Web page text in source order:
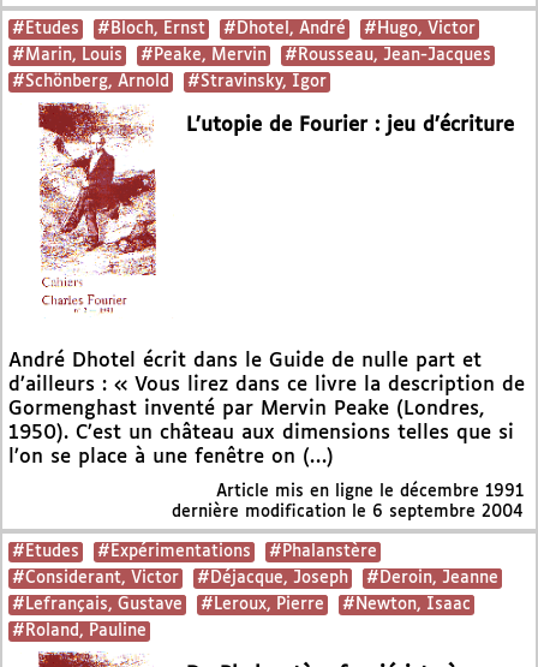
#Etudes #Bloch, Ernst #Dhotel, André
#Hugo, Victor
#Marin, Louis
#Peake, Mervin
#Rousseau, Jean-Jacques
#Schönberg, Arnold
#Stravinsky, Igor
L’utopie de Fourier : jeu d’écriture
André Dhotel écrit dans le Guide de nulle part et
d’ailleurs : « Vous lirez dans ce livre la description de
Gormenghast inventé par Mervin Peake (Londres,
1950). C’est un château aux dimensions telles que si
l’on se place à une fenêtre on (…)
Article mis en ligne le décembre 1991
dernière modification le 6 septembre 2004
#Etudes #Expérimentations
#Phalanstère
#Considerant, Victor
#Déjacque, Joseph
#Deroin, Jeanne
#Lefrançais, Gustave
#Leroux, Pierre
#Newton, Isaac
#Roland, Pauline